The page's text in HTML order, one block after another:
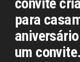
para
um